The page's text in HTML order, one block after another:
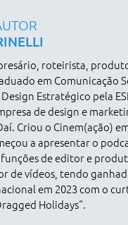
roteirista,
em Comunicação
Estratégico pela
de design e
Criou o Cinem(ação)
a apresentar o
funções de editor e
de vídeos, tendo
em 2023 com o
Holidays“.